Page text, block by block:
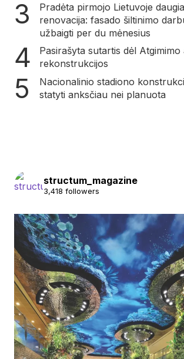
Pradėta pirmojo Lietuvoje
renovacija: fasado šiltinimo
užbaigti per du mėnesius
Pasirašyta sutartis dėl Atgimimo
rekonstrukcijos
Nacionalinio stadiono
statyti anksčiau nei planuota
structum_magazine
3,418 followers